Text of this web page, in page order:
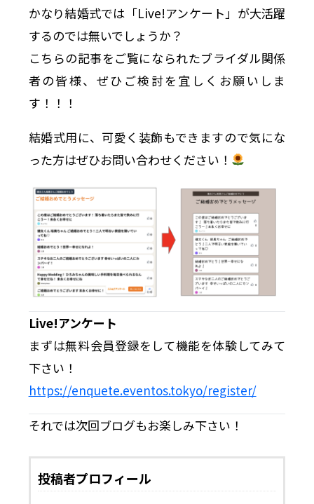
かなり結婚式では「Live!アンケート」が大活躍
するのでは無いでしょうか？
こちらの記事をご覧になられたブライダル関係
者の皆様、ぜひご検討を宜しくお願いしま
す！！！
結婚式用に、可愛く装飾もできますので気にな
った方はぜひお問い合わせください！
Live!アンケート
まずは無料会員登録をして機能を体験してみて
下さい！
https://enquete.eventos.tokyo/register/
それでは次回ブログもお楽しみ下さい！
投稿者プロフィール